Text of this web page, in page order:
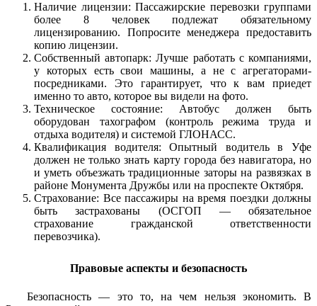
Наличие лицензии: Пассажирские перевозки группами
более 8 человек подлежат обязательному
лицензированию. Попросите менеджера предоставить
копию лицензии.
Собственный автопарк: Лучше работать с компаниями,
у которых есть свои машины, а не с агрегаторами-
посредниками. Это гарантирует, что к вам приедет
именно то авто, которое вы видели на фото.
Техническое состояние: Автобус должен быть
оборудован тахографом (контроль режима труда и
отдыха водителя) и системой ГЛОНАСС.
Квалификация водителя: Опытный водитель в Уфе
должен не только знать карту города без навигатора, но
и уметь объезжать традиционные заторы на развязках в
районе Монумента Дружбы или на проспекте Октября.
Страхование: Все пассажиры на время поездки должны
быть застрахованы (ОСГОП — обязательное
страхование гражданской ответственности
перевозчика).
Правовые аспекты и безопасность
Безопасность — это то, на чем нельзя экономить. В